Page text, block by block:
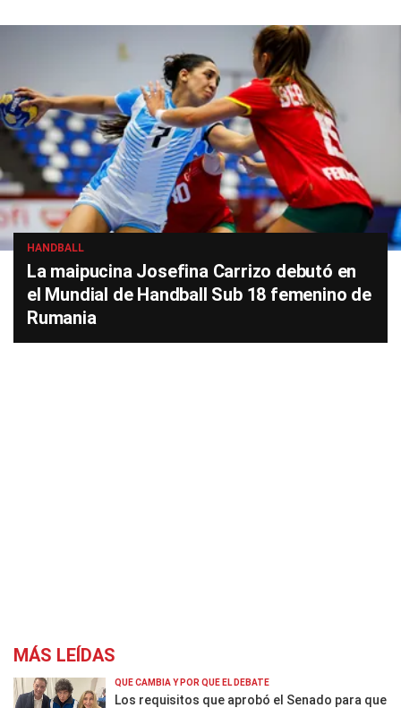
HANDBALL
La maipucina Josefina Carrizo debutó en
el Mundial de Handball Sub 18 femenino de
Rumania
MÁS LEÍDAS
QUÉ CAMBIA Y POR QUÉ EL DEBATE
Los requisitos que aprobó el Senado para que